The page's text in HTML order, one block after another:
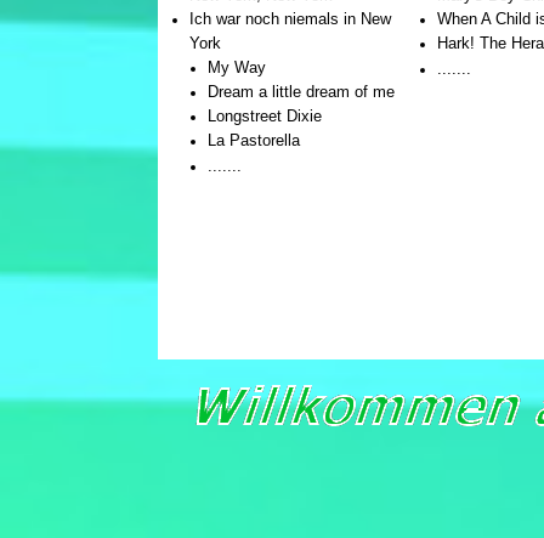
Ich war noch niemals in New
York
My Way
Dream a little dream of me
Longstreet Dixie
La Pastorella
.......
When A Child
Hark! The
.......